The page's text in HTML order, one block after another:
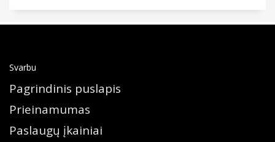
Svarbu
Pagrindinis puslapis
Prieinamumas
Paslaugų įkainiai